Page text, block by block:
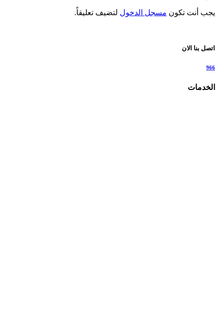
يجب أنت تكون مسجل الدخول لتضيف تعليقاً.
اتصل بنا الان
966
الخدمات